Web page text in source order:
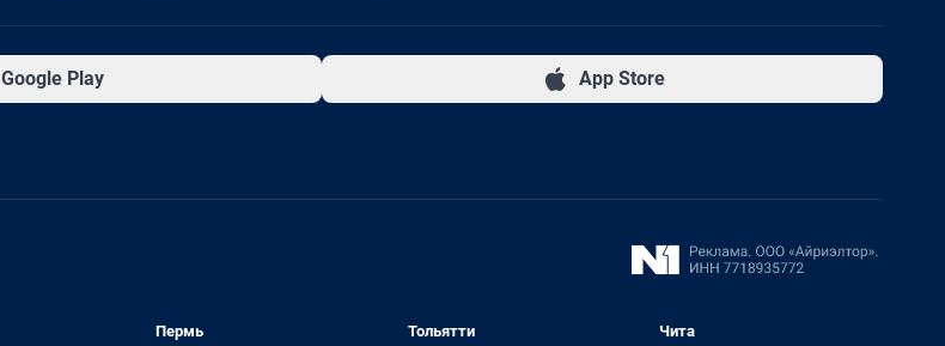
Google Play App Store
Пермь Тольятти Чита